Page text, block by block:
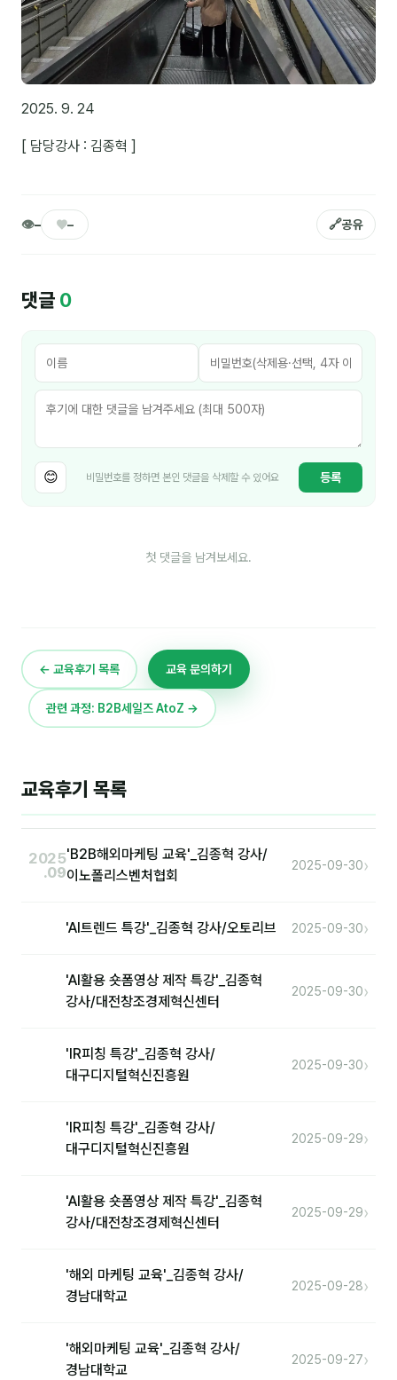
커뮤니티
토크
문서자료실
영상자료실
AI 웹앱
문의
공지사항
2025. 9. 24
[ 담당강사 : 김종혁 ]
👁– ♥– 🔗공유
댓글 0
😊 비밀번호를 정하면 본인 댓글을 삭제할 수 있어요 등록
첫 댓글을 남겨보세요.
← 교육후기 목록 교육 문의하기
관련 과정: B2B세일즈 AtoZ →
교육후기 목록
2025
.09
'B2B해외마케팅 교육'_김종혁 강사/
이노폴리스벤처협회
2025-09-30›
'AI트렌드 특강'_김종혁 강사/오토리브 2025-09-30›
'AI활용 숏폼영상 제작 특강'_김종혁
강사/대전창조경제혁신센터
2025-09-30›
'IR피칭 특강'_김종혁 강사/
대구디지털혁신진흥원
2025-09-30›
'IR피칭 특강'_김종혁 강사/
대구디지털혁신진흥원
2025-09-29›
'AI활용 숏폼영상 제작 특강'_김종혁
강사/대전창조경제혁신센터
2025-09-29›
'해외 마케팅 교육'_김종혁 강사/
경남대학교
2025-09-28›
'해외마케팅 교육'_김종혁 강사/
경남대학교
2025-09-27›